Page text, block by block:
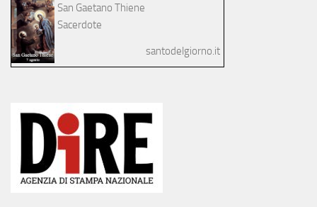
San Gaetano Thiene
Sacerdote
santodelgiorno.it